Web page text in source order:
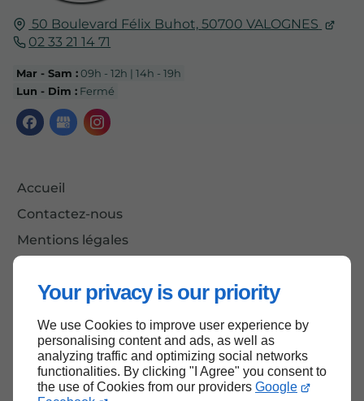
Your privacy is our priority
We use Cookies to improve user experience by
personalising content and ads, as well as
analyzing traffic and optimizing social networks
functionalities. By clicking "I Agree" you consent to
the use of Cookies from our providers Google
50 Boulevard Félix Buhot, 50700 VALOGNES
02 33 21 14 71
Mar - Sam :09h - 12h | 14h - 19h
Lun - Dim : Fermé
Accueil
Contactez-nous
Mentions légales
Haut de page